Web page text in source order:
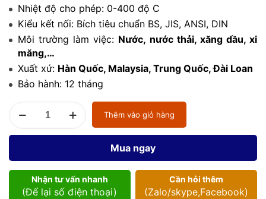
Nhiệt độ cho phép: 0-400 độ C
Kiểu kết nối: Bích tiêu chuẩn BS, JIS, ANSI, DIN
Môi trường làm việc: Nước, nước thải, xăng dầu, xi
măng,…
Xuất xứ: Hàn Quốc, Malaysia, Trung Quốc, Đài Loan
Bảo hành: 12 tháng
bướm
số
Thêm vào giỏ hàng
Mua ngay
Nhận tư vấn nhanh
(Để lại số điện thoại)
Cần hỏi thêm
(Zalo/skype,Facebook)